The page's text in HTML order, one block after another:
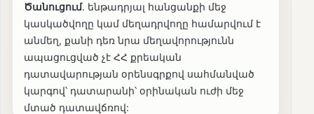
Ծանուցում. ենթադրյալ հանցանքի մեջ
կասկածվողը կամ մեղադրվողը համարվում է
անմեղ, քանի դեռ նրա մեղավորությունն
ապացուցված չէ ՀՀ քրեական
դատավարության օրենսգրքով սահմանված
կարգով՝ դատարանի՝ օրինական ուժի մեջ
մտած դատավճռով: